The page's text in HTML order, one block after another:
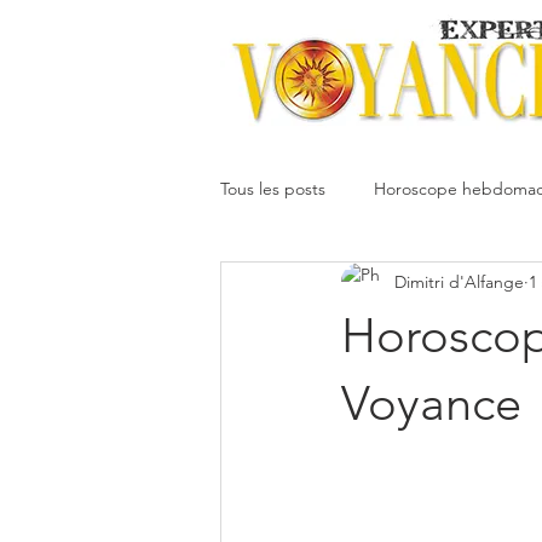
Tous les posts Horoscope
Votre communauté
Oracledesmiroirs
Voyance
Dimitri d'Alfange